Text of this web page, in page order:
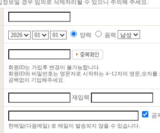
정보일 경우 임의로 삭제처리될 수 있으니 주의해 주세요.
양력 음력
회원ID는 가입후 변경이 불가능합니다.
회원ID와 비밀번호는 영문자로 시작하는 4~12자의 영문,숫자를
공백없이 기입해주세요.
재입력
공
한메일(다음메일) 로 메일이 발송되지 않을 수 있습니다.